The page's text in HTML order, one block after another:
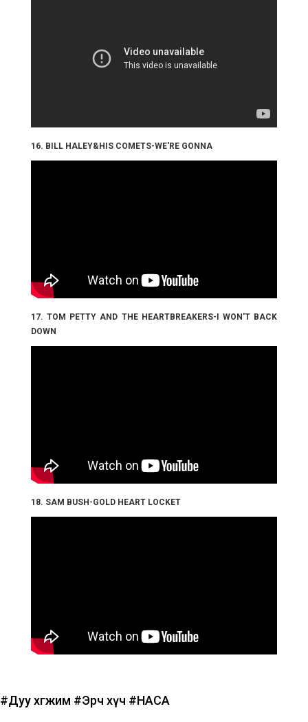
16. BILL HALEY&HIS COMETS-WE'RE GONNA
17. TOM PETTY AND THE HEARTBREAKERS-I WON'T BACK
DOWN
18. SAM BUSH-GOLD HEART LOCKET
#Дуу хөгжим #Эрч хүч #НАСА